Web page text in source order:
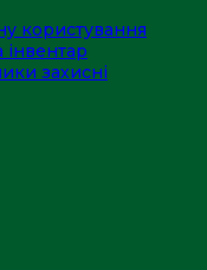
користування
захисні